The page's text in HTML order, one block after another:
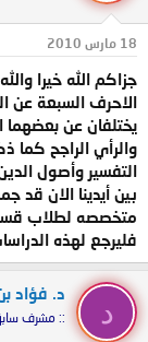
18 مارس 2010
جزاكم الله خيرا
الاحرف السبعة عن
يختلفان عن بعضهما
والرأي الراجح كما
التفسير وأصول
بين أيدينا الان
متخصصه لطلاب قسم
فليرجع لهذه
د
د. فؤاد
:: مشرف